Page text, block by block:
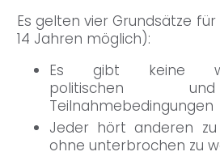
Es gelten vier Grundsätze
14 Jahren möglich):
Es gibt keine
politischen
Teilnahmebedingungen
Jeder hört anderen
ohne unterbrochen zu